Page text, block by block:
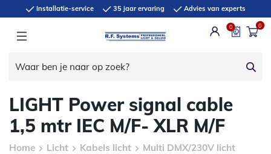
Installatie-service 35 jaar ervaring Advies van experts
0 0
LIGHT Power signal cable
1,5 mtr IEC M/F- XLR M/F
Home Licht Kabels licht
Multi DMX/230V licht